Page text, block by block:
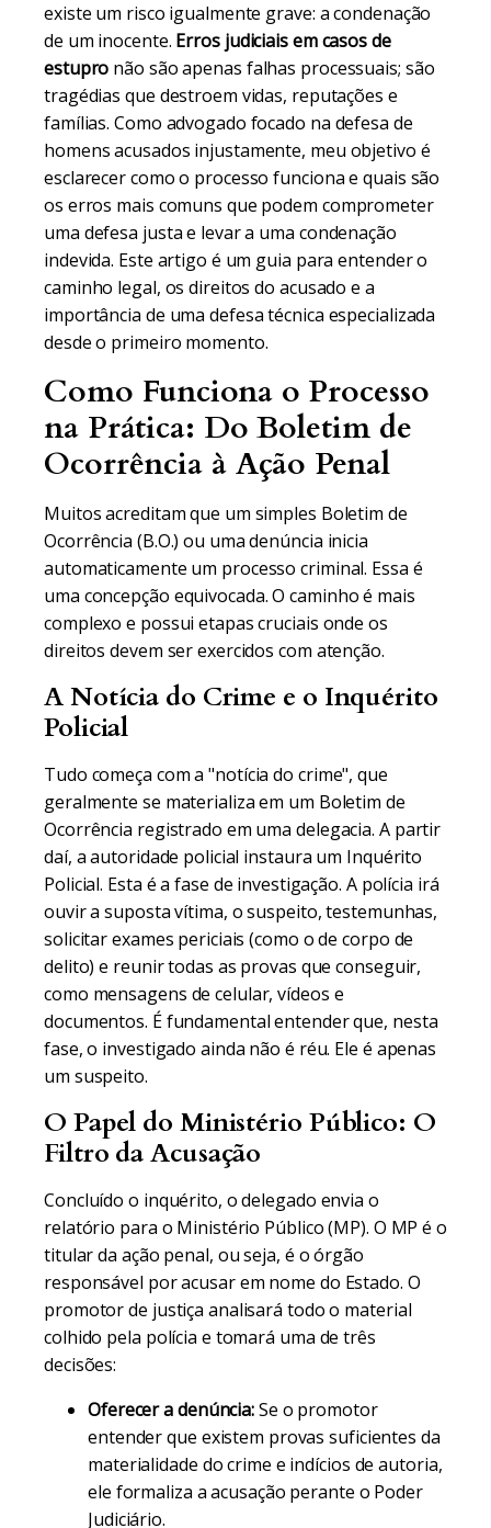
existe um risco igualmente grave: a condenação
de um inocente. Erros judiciais em casos de
estupro não são apenas falhas processuais; são
tragédias que destroem vidas, reputações e
famílias. Como advogado focado na defesa de
homens acusados injustamente, meu objetivo é
esclarecer como o processo funciona e quais são
os erros mais comuns que podem comprometer
uma defesa justa e levar a uma condenação
indevida. Este artigo é um guia para entender o
caminho legal, os direitos do acusado e a
importância de uma defesa técnica especializada
desde o primeiro momento.
Como Funciona o Processo
na Prática: Do Boletim de
Ocorrência à Ação Penal
Muitos acreditam que um simples Boletim de
Ocorrência (B.O.) ou uma denúncia inicia
automaticamente um processo criminal. Essa é
uma concepção equivocada. O caminho é mais
complexo e possui etapas cruciais onde os
direitos devem ser exercidos com atenção.
A Notícia do Crime e o Inquérito
Policial
Tudo começa com a "notícia do crime", que
geralmente se materializa em um Boletim de
Ocorrência registrado em uma delegacia. A partir
daí, a autoridade policial instaura um Inquérito
Policial. Esta é a fase de investigação. A polícia irá
ouvir a suposta vítima, o suspeito, testemunhas,
solicitar exames periciais (como o de corpo de
delito) e reunir todas as provas que conseguir,
como mensagens de celular, vídeos e
documentos. É fundamental entender que, nesta
fase, o investigado ainda não é réu. Ele é apenas
um suspeito.
O Papel do Ministério Público: O
Filtro da Acusação
Concluído o inquérito, o delegado envia o
relatório para o Ministério Público (MP). O MP é o
titular da ação penal, ou seja, é o órgão
responsável por acusar em nome do Estado. O
promotor de justiça analisará todo o material
colhido pela polícia e tomará uma de três
decisões:
Oferecer a denúncia:Se o promotor
entender que existem provas suficientes da
materialidade do crime e indícios de autoria,
ele formaliza a acusação perante o Poder
Judiciário.